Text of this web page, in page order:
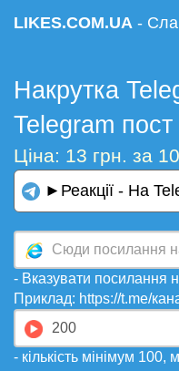
LIKES.COM.UA -
Накрутка
Telegram
Ціна: 13 грн. за
►Реакції - На
- Вказувати посилання
Приклад: https://t.me/
- кількість мінімум